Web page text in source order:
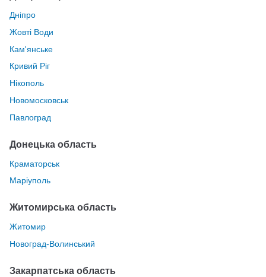
Дніпро
Жовті Води
Кам'янське
Кривий Ріг
Нікополь
Новомосковськ
Павлоград
Донецька область
Краматорськ
Маріуполь
Житомирська область
Житомир
Новоград-Волинський
Закарпатська область